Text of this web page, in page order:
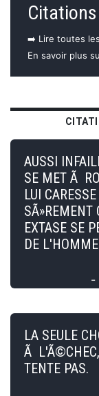
➡️ Lire toutes
En savoir plus
AUSSI
SE MET Ã
LUI
SÃ»REMENT
EXTASE SE
DE
-
LA SEULE
Ã L'Ã©CHEC,
TENTE PAS.